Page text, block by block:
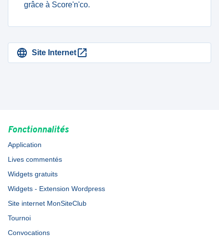
grâce à Score'n'co.
Site Internet
Fonctionnalités
Application
Lives commentés
Widgets gratuits
Widgets - Extension Wordpress
Site internet MonSiteClub
Tournoi
Convocations